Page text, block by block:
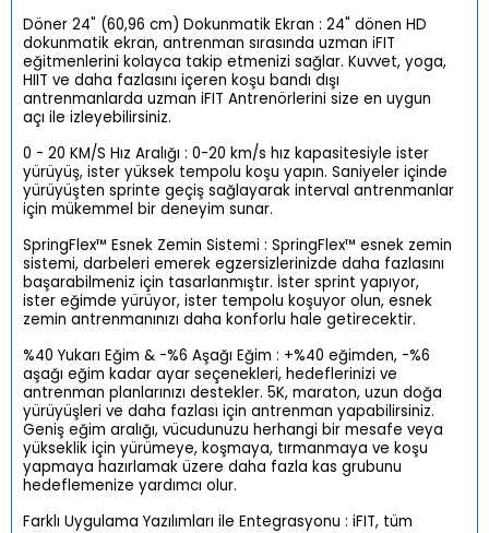
Döner 24" (60,96 cm) Dokunmatik Ekran : 24" dönen HD
dokunmatik ekran, antrenman sırasında uzman iFIT
eğitmenlerini kolayca takip etmenizi sağlar. Kuvvet, yoga,
HIIT ve daha fazlasını içeren koşu bandı dışı
antrenmanlarda uzman iFIT Antrenörlerini size en uygun
açı ile izleyebilirsiniz.
0 - 20 KM/S Hız Aralığı : 0-20 km/s hız kapasitesiyle ister
yürüyüş, ister yüksek tempolu koşu yapın. Saniyeler içinde
yürüyüşten sprinte geçiş sağlayarak interval antrenmanlar
için mükemmel bir deneyim sunar.
SpringFlex™ Esnek Zemin Sistemi : SpringFlex™ esnek zemin
sistemi, darbeleri emerek egzersizlerinizde daha fazlasını
başarabilmeniz için tasarlanmıştır. İster sprint yapıyor,
ister eğimde yürüyor, ister tempolu koşuyor olun, esnek
zemin antrenmanınızı daha konforlu hale getirecektir.
%40 Yukarı Eğim & -%6 Aşağı Eğim : +%40 eğimden, -%6
aşağı eğim kadar ayar seçenekleri, hedeflerinizi ve
antrenman planlarınızı destekler. 5K, maraton, uzun doğa
yürüyüşleri ve daha fazlası için antrenman yapabilirsiniz.
Geniş eğim aralığı, vücudunuzu herhangi bir mesafe veya
yükseklik için yürümeye, koşmaya, tırmanmaya ve koşu
yapmaya hazırlamak üzere daha fazla kas grubunu
hedeflemenize yardımcı olur.
Farklı Uygulama Yazılımları ile Entegrasyonu : iFIT, tüm